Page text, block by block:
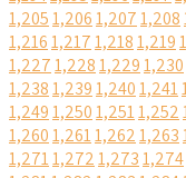
1,2051,2061,2071,208
1,2161,2171,2181,219
1,2271,2281,2291,230
1,2381,2391,2401,241
1,2491,2501,2511,252
1,2601,2611,2621,263
1,2711,2721,2731,274